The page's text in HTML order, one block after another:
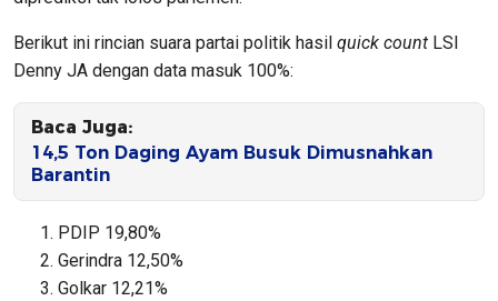
Berikut ini rincian suara partai politik hasil quick count LSI
Denny JA dengan data masuk 100%:
Baca Juga:
14,5 Ton Daging Ayam Busuk Dimusnahkan
Barantin
PDIP 19,80%
Gerindra 12,50%
Golkar 12,21%